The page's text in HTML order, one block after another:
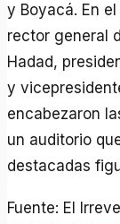
y Boyacá. En
rector general
Hadad,
y
encabezaron
un auditorio
destacadas
Fuente: El